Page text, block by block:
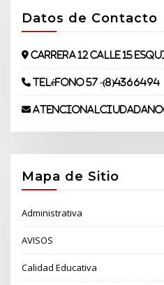
Datos de Contacto
Carrera 12 Calle 15
Teléfono 57 -(8)4366494
Mapa de Sitio
Administrativa
AVISOS
Calidad Educativa